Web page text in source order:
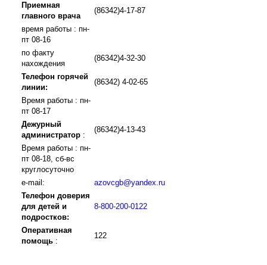
Приемная
главного врача
(86342)4-17-87
время работы : пн-
пт 08-16
по факту
нахождения
(86342)4-32-30
Телефон горячей
линии:
(86342) 4-02-65
Время работы : пн-
пт 08-17
Дежурный
администратор :
(86342)4-13-43
Время работы : пн-
пт 08-18, сб-вс
круглосуточно
e-mail:
azovcgb@yandex.ru
Телефон доверия
для детей и
подростков:
8-800-200-0122
Оперативная
помощь :
122